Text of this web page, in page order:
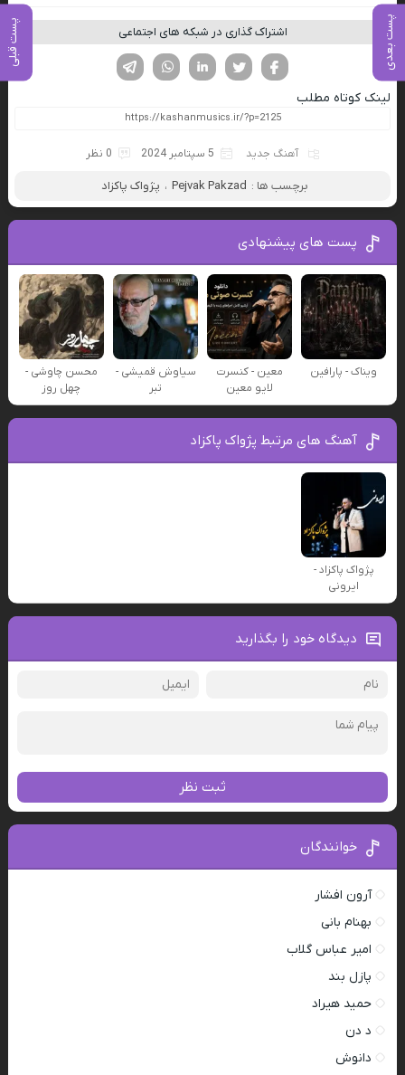
پست بعدی پست قبلی اشتراک گذاری در شبکه های اجتماعی
لینکدین تویتر
فیسوک
لینک کوتاه مطلب
آهنگ جدید 5 سپتامبر 2024 0 نظر
برچسب ها : Pejvak Pakzad ، پژواک پاکزاد
پست های پیشنهادی
ویناک - پارافین
معین - کنسرت
لایو معین
سیاوش قمیشی -
تبر
محسن چاوشی -
چهل روز
آهنگ های مرتبط پژواک پاکزاد
پژواک پاکزاد -
ایرونی
دیدگاه خود را بگذارید
ثبت نظر
خوانندگان
آرون افشار
بهنام بانی
امیر عباس گلاب
پازل بند
حمید هیراد
د دن
دانوش